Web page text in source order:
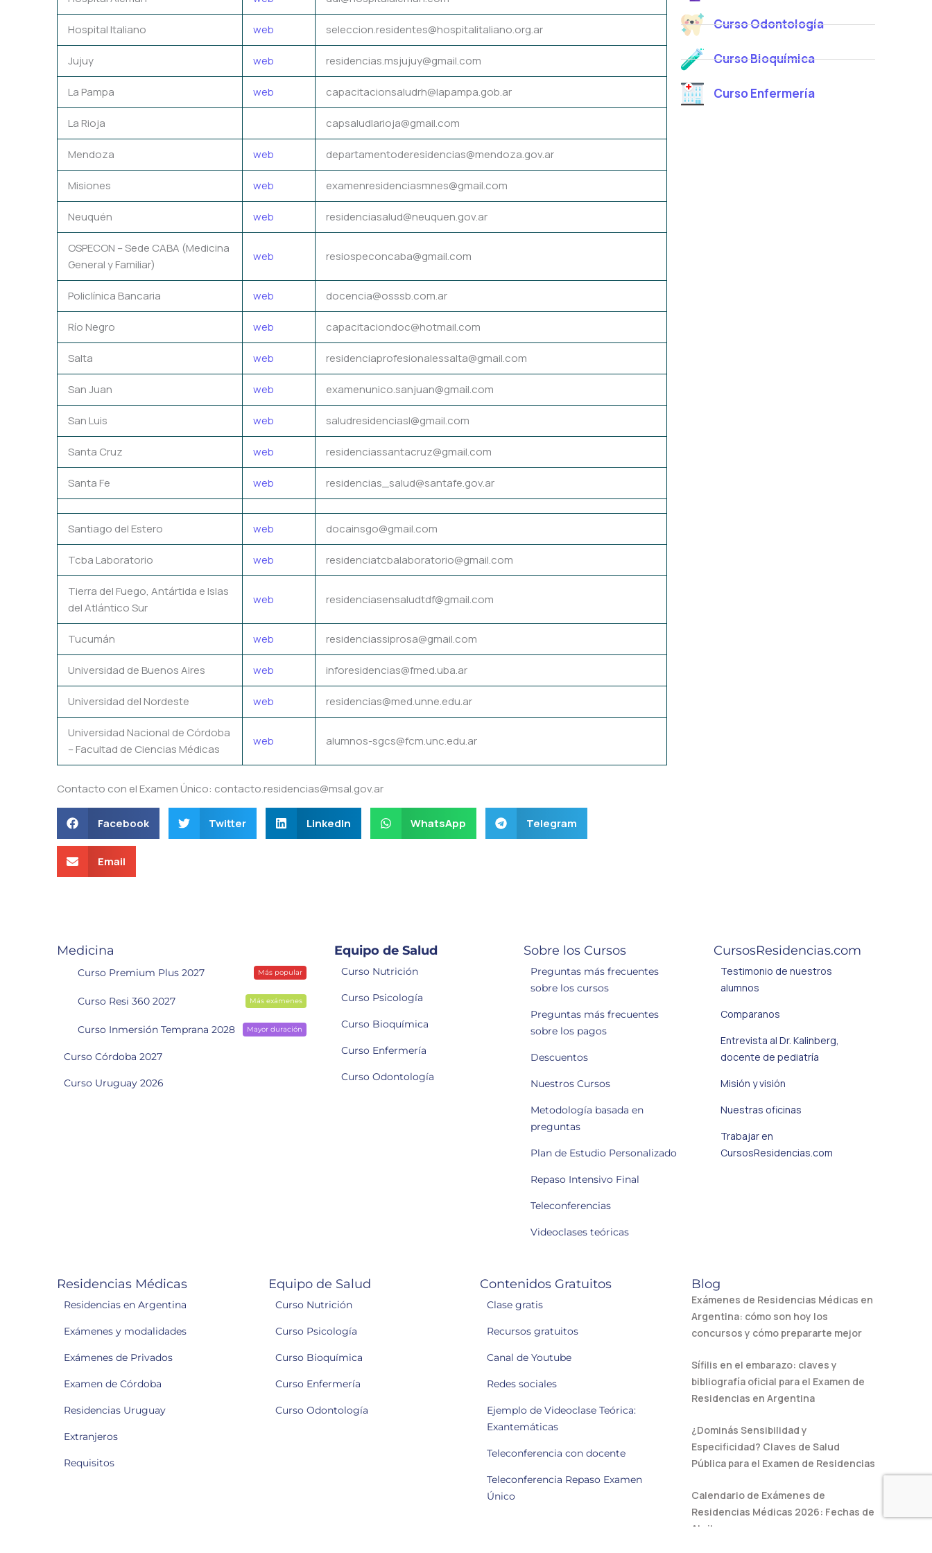
Hospital Italiano web seleccion.residentes@hospitalitaliano.org.ar
Jujuy web residencias.msjujuy@gmail.com
La Pampa web capacitacionsaludrh@lapampa.gob.ar
La Rioja capsaludlarioja@gmail.com
Mendoza web departamentoderesidencias@mendoza.gov.ar
Misiones web examenresidenciasmnes@gmail.com
Neuquén web residenciasalud@neuquen.gov.ar
OSPECON – Sede CABA (Medicina
General y Familiar)
web resiospeconcaba@gmail.com
Policlínica Bancaria web docencia@osssb.com.ar
Río Negro web capacitaciondoc@hotmail.com
Salta web residenciaprofesionalessalta@gmail.com
San Juan web examenunico.sanjuan@gmail.com
San Luis web saludresidenciasl@gmail.com
Santa Cruz web residenciassantacruz@gmail.com
Santa Fe web residencias_salud@santafe.gov.ar
Santiago del Estero web docainsgo@gmail.com
Tcba Laboratorio web residenciatcbalaboratorio@gmail.com
Tierra del Fuego, Antártida e Islas
del Atlántico Sur
web residenciasensaludtdf@gmail.com
Tucumán web residenciassiprosa@gmail.com
Universidad de Buenos Aires web inforesidencias@fmed.uba.ar
Universidad del Nordeste web residencias@med.unne.edu.ar
Universidad Nacional de Córdoba
– Facultad de Ciencias Médicas
web alumnos-sgcs@fcm.unc.edu.ar
Contacto con el Examen Único: contacto.residencias@msal.gov.ar
Facebook Twitter LinkedIn WhatsApp Telegram
Email
Curso Odontología
Curso Bioquímica
Curso Enfermería
Medicina
Curso Premium Plus 2027 Más popular
Curso Resi 360 2027 Más exámenes
Curso Inmersión Temprana 2028 Mayor duración
Curso Córdoba 2027
Curso Uruguay 2026
Equipo de Salud
Curso Nutrición
Curso Psicología
Curso Bioquímica
Curso Enfermería
Curso Odontología
Sobre los Cursos
Preguntas más frecuentes
sobre los cursos
Preguntas más frecuentes
sobre los pagos
Descuentos
Nuestros Cursos
Metodología basada en
preguntas
Plan de Estudio Personalizado
Repaso Intensivo Final
Teleconferencias
Videoclases teóricas
CursosResidencias.com
Testimonio de nuestros
alumnos
Comparanos
Entrevista al Dr. Kalinberg,
docente de pediatría
Misión y visión
Nuestras oficinas
Trabajar en
CursosResidencias.com
Residencias Médicas
Residencias en Argentina
Exámenes y modalidades
Exámenes de Privados
Examen de Córdoba
Residencias Uruguay
Extranjeros
Requisitos
Equipo de Salud
Curso Nutrición
Curso Psicología
Curso Bioquímica
Curso Enfermería
Curso Odontología
Contenidos Gratuitos
Clase gratis
Recursos gratuitos
Canal de Youtube
Redes sociales
Ejemplo de Videoclase Teórica:
Exantemáticas
Teleconferencia con docente
Teleconferencia Repaso Examen
Único
Blog
Exámenes de Residencias Médicas en
Argentina: cómo son hoy los
concursos y cómo prepararte mejor
Sífilis en el embarazo: claves y
bibliografía oficial para el Examen de
Residencias en Argentina
¿Dominás Sensibilidad y
Especificidad? Claves de Salud
Pública para el Examen de Residencias
Calendario de Exámenes de
Residencias Médicas 2026: Fechas de
Abril